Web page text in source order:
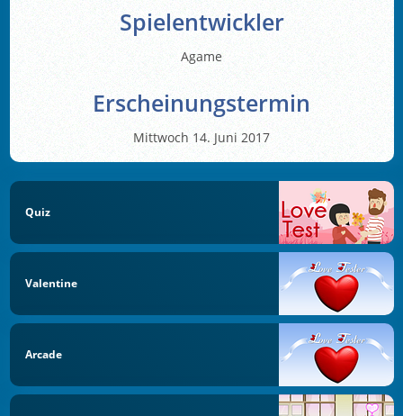
Spielentwickler
Agame
Erscheinungstermin
Mittwoch 14. Juni 2017
Quiz
Valentine
Arcade